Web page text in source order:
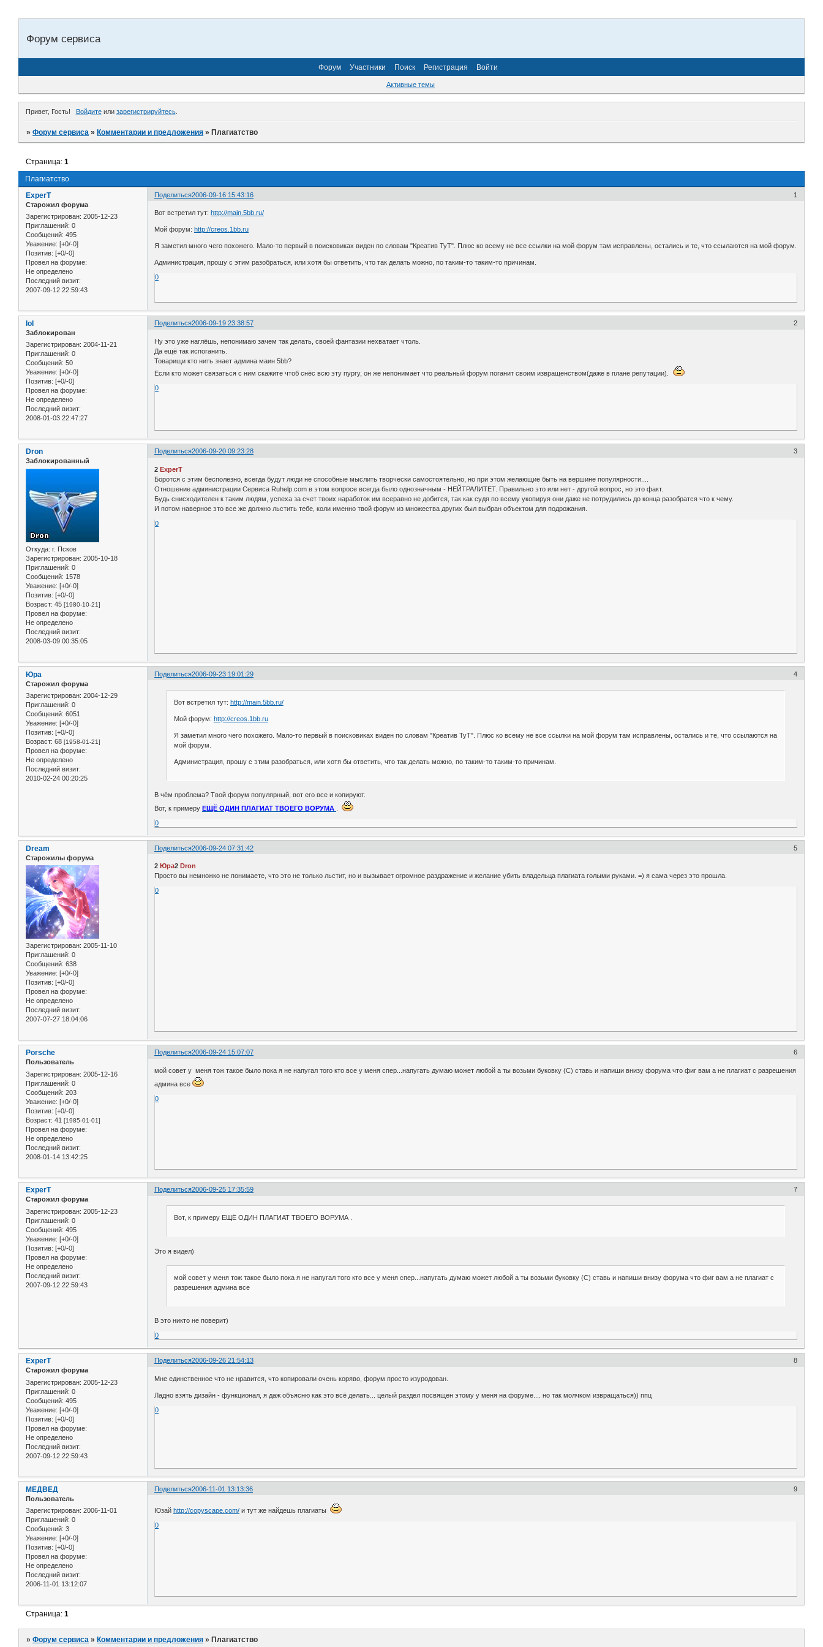
Форум сервиса
Форум Участники Поиск Регистрация Войти
Активные темы
Привет, Гость! Войдитеили зарегистрируйтесь.
»Форум сервиса »Комментарии и предложения »Плагиатство
Плагиатство
Страница:1
Поделиться 1
2006-09-16 15:43:16
ExperT
Старожил форума
Зарегистрирован: 2005-12-23
Приглашений: 0
Сообщений: 495
Уважение: [+0/-0]
Позитив: [+0/-0]
Провел на форуме:
Не определено
Последний визит:
2007-09-12 22:59:43
Вот встретил тут: http://main.5bb.ru/
Мой форум: http://creos.1bb.ru
Я заметил много чего похожего. Мало-то первый в поисковиках виден по словам "Креатив ТуТ". Плюс ко всему не все ссылки на мой форум там исправлены, остались и те, что ссылаются на мой форум.
Администрация, прошу с этим разобраться, или хотя бы ответить, что так делать можно, по таким-то таким-то причинам.
0
Поделиться 2
2006-09-19 23:38:57
lol
Заблокирован
Зарегистрирован: 2004-11-21
Приглашений: 0
Сообщений: 50
Уважение: [+0/-0]
Позитив: [+0/-0]
Провел на форуме:
Не определено
Последний визит:
2008-01-03 22:47:27
Ну это уже наглёшь, непонимаю зачем так делать, своей фантазии нехватает чтоль.
Да ещё так испоганить.
Товарищи кто нить знает админа маин 5bb?
Если кто может связаться с ним скажите чтоб снёс всю эту пургу, он же непонимает что реальный форум поганит своим извращенством(даже в плане репутации).
0
Поделиться 3
2006-09-20 09:23:28
Dron
Заблокированный
Откуда: г. Псков
Зарегистрирован: 2005-10-18
Приглашений: 0
Сообщений: 1578
Уважение: [+0/-0]
Позитив: [+0/-0]
Возраст: 45 [1980-10-21]
Провел на форуме:
Не определено
Последний визит:
2008-03-09 00:35:05
2ExperT
Боротся с этим бесполезно, всегда будут люди не способные мыслить творчески самостоятельно, но при этом желающие быть на вершине популярности....
Отношение администрации Сервиса Ruhelp.com в этом вопросе всегда было однозначным - НЕЙТРАЛИТЕТ. Правильно это или нет - другой вопрос, но это факт.
Будь снисходителен к таким людям, успеха за счет твоих наработок им всеравно не добится, так как судя по всему укопируя они даже не потрудились до конца разобратся что к чему.
И потом наверное это все же должно льстить тебе, коли именно твой форум из множества других был выбран объектом для подрожания.
0
Поделиться 4
2006-09-23 19:01:29
Юра
Старожил форума
Зарегистрирован: 2004-12-29
Приглашений: 0
Сообщений: 6051
Уважение: [+0/-0]
Позитив: [+0/-0]
Возраст: 68 [1958-01-21]
Провел на форуме:
Не определено
Последний визит:
2010-02-24 00:20:25
Вот встретил тут: http://main.5bb.ru/
Мой форум: http://creos.1bb.ru
Я заметил много чего похожего. Мало-то первый в поисковиках виден по словам "Креатив ТуТ". Плюс ко всему не все ссылки на мой форум там исправлены, остались и те, что ссылаются на
мой форум.
Администрация, прошу с этим разобраться, или хотя бы ответить, что так делать можно, по таким-то таким-то причинам.
В чём проблема? Твой форум популярный, вот его все и копируют.
Вот, к примеруЕЩЁ ОДИН ПЛАГИАТ ТВОЕГО ВОРУМА
.
0
Поделиться 5
2006-09-24 07:31:42
Dream
Старожилы форума
Зарегистрирован: 2005-11-10
Приглашений: 0
Сообщений: 638
Уважение: [+0/-0]
Позитив: [+0/-0]
Провел на форуме:
Не определено
Последний визит:
2007-07-27 18:04:06
2 Юра2 Dron
Просто вы немножко не понимаете, что это не только льстит, но и вызывает огромное раздражение и желание убить владельца плагиата голыми руками. =) я сама через это прошла.
0
Поделиться 6
2006-09-24 15:07:07
Porsche
Пользователь
Зарегистрирован: 2005-12-16
Приглашений: 0
Сообщений: 203
Уважение: [+0/-0]
Позитив: [+0/-0]
Возраст: 41 [1985-01-01]
Провел на форуме:
Не определено
Последний визит:
2008-01-14 13:42:25
мой совет у меня тож такое было пока я не напугал того кто все у меня спер...напугать думаю может любой а ты возьми буковку (С) ставь и напиши внизу форума что фиг вам а не плагиат с разрешения
админа все
0
Поделиться 7
2006-09-25 17:35:59
ExperT
Старожил форума
Зарегистрирован: 2005-12-23
Приглашений: 0
Сообщений: 495
Уважение: [+0/-0]
Позитив: [+0/-0]
Провел на форуме:
Не определено
Последний визит:
2007-09-12 22:59:43
Вот, к примеру ЕЩЁ ОДИН ПЛАГИАТ ТВОЕГО ВОРУМА .
Это я видел)
мой совет у меня тож такое было пока я не напугал того кто все у меня спер...напугать думаю может любой а ты возьми буковку (С) ставь и напиши внизу форума что фиг вам а не плагиат с
разрешения админа все
В это никто не поверит)
0
Поделиться 8
2006-09-26 21:54:13
ExperT
Старожил форума
Зарегистрирован: 2005-12-23
Приглашений: 0
Сообщений: 495
Уважение: [+0/-0]
Позитив: [+0/-0]
Провел на форуме:
Не определено
Последний визит:
2007-09-12 22:59:43
Мне единственное что не нравится, что копировали очень коряво, форум просто изуродован.
Ладно взять дизайн - функционал, я даж объясню как это всё делать... целый раздел посвящен этому у меня на форуме.... но так молчком извращаться)) ппц
0
Поделиться 9
2006-11-01 13:13:36
МЕДВЕД
Пользователь
Зарегистрирован: 2006-11-01
Приглашений: 0
Сообщений: 3
Уважение: [+0/-0]
Позитив: [+0/-0]
Провел на форуме:
Не определено
Последний визит:
2006-11-01 13:12:07
Юзайhttp://copyscape.com/ и тут же найдешь плагиаты
0
Страница:1
»Форум сервиса »Комментарии и предложения »Плагиатство